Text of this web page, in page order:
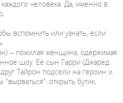
человека. Да, именно в
вспомнить или узнать, если
– пожилая женщина, одержимая
шоу. Её сын Гарри (Джаред
Тайрон подсели на героин и
открыть бутик,